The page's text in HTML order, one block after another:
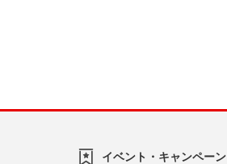
イベント・キャンペーン